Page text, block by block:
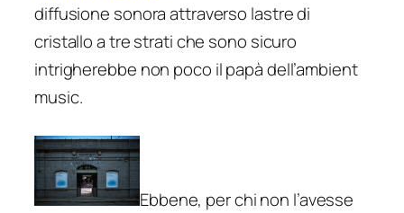
diffusione sonora attraverso lastre di
cristallo a tre strati che sono sicuro
intrigherebbe non poco il papà dell’ambient
music.
Ebbene, per chi non l’avesse